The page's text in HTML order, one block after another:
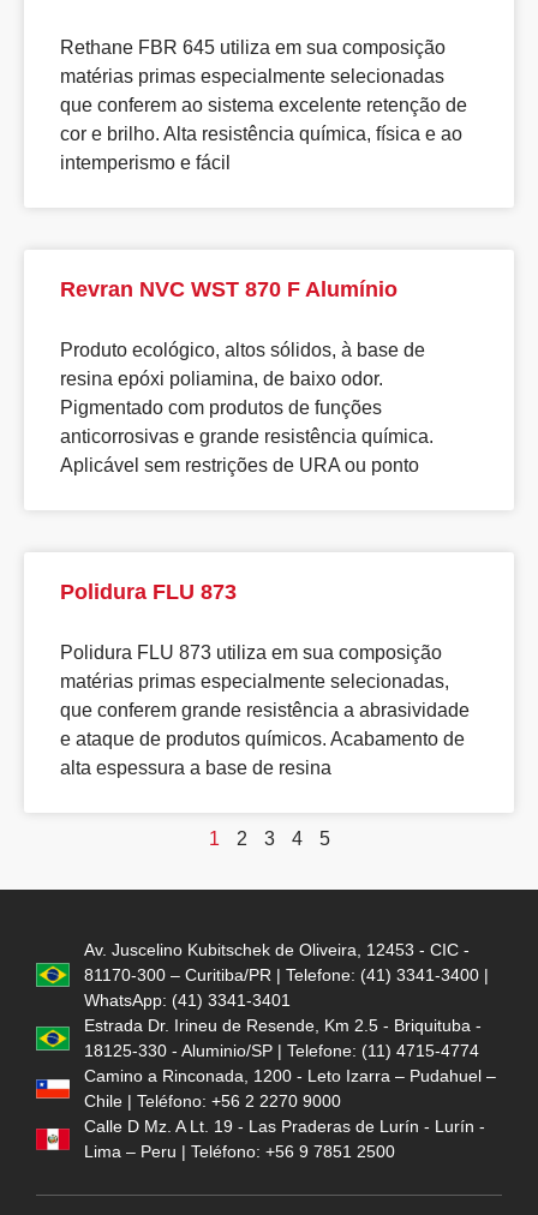
Rethane FBR 645 utiliza em sua composição
matérias primas especialmente selecionadas
que conferem ao sistema excelente retenção de
cor e brilho. Alta resistência química, física e ao
intemperismo e fácil
Revran NVC WST 870 F Alumínio
Produto ecológico, altos sólidos, à base de
resina epóxi poliamina, de baixo odor.
Pigmentado com produtos de funções
anticorrosivas e grande resistência química.
Aplicável sem restrições de URA ou ponto
Polidura FLU 873
Polidura FLU 873 utiliza em sua composição
matérias primas especialmente selecionadas,
que conferem grande resistência a abrasividade
e ataque de produtos químicos. Acabamento de
alta espessura a base de resina
1 2 3 4 5
Av. Juscelino Kubitschek de Oliveira, 12453 - CIC -
81170-300 – Curitiba/PR | Telefone: (41) 3341-3400 |
WhatsApp: (41) 3341-3401
Estrada Dr. Irineu de Resende, Km 2.5 - Briquituba -
18125-330 - Aluminio/SP | Telefone: (11) 4715-4774
Camino a Rinconada, 1200 - Leto Izarra – Pudahuel –
Chile | Teléfono: +56 2 2270 9000
Calle D Mz. A Lt. 19 - Las Praderas de Lurín - Lurín -
Lima – Peru | Teléfono: +56 9 7851 2500